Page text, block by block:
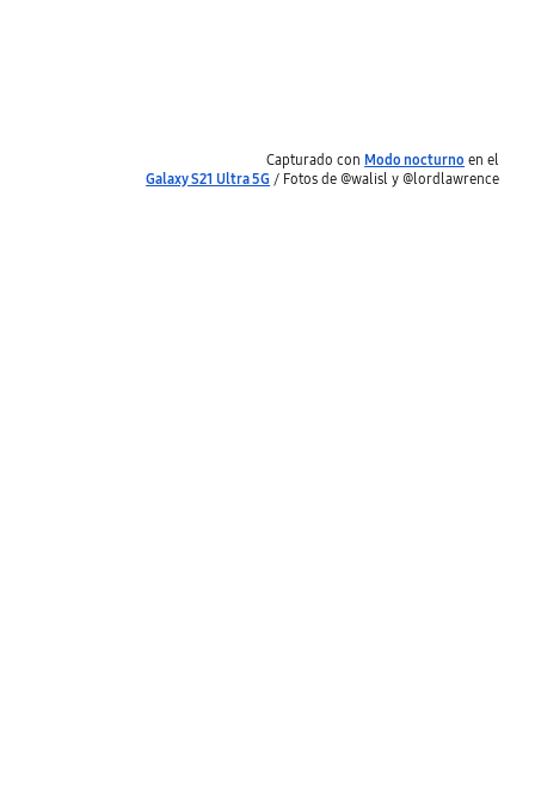
Capturado con Modo nocturno en el
Galaxy S21 Ultra 5G / Fotos de @walisl y @lordlawrence